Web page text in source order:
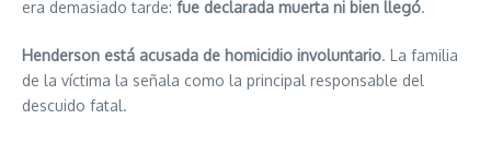
era demasiado tarde: fue declarada muerta ni bien llegó.
Henderson está acusada de homicidio involuntario. La familia
de la víctima la señala como la principal responsable del
descuido fatal.